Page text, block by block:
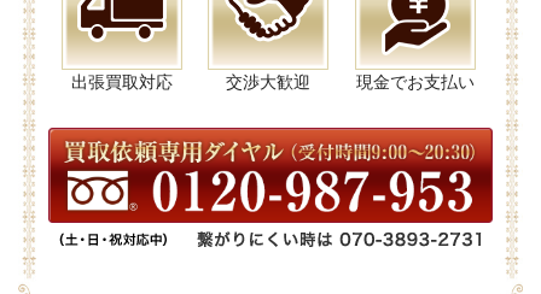
出張買取対応 交渉大歓迎 現金でお支払い